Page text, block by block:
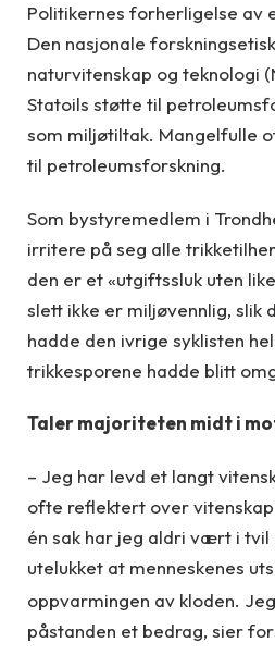
Politikernes forherligelse av
Den nasjonale
naturvitenskap og teknologi
Statoils støtte til
som miljøtiltak. Mangelfulle
til petroleumsforskning.
Som bystyremedlem i
irritere på seg alle
den er et «utgiftssluk uten
slett ikke er miljøvennlig, slik
hadde den ivrige syklisten
trikkesporene hadde blitt
Taler majoriteten midt i
– Jeg har levd et langt
ofte reflektert over
én sak har jeg aldri vært i
utelukket at menneskenes
oppvarmingen av kloden.
påstanden et bedrag, sier